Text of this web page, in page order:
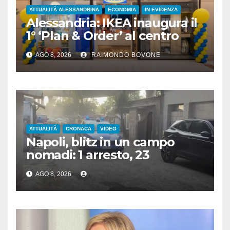
ATTUALITÀ ALESSANDRINA ECONOMIA IN EVIDENZA
Alessandria: IKEA inaugura il
1° ‘Plan & Order’ al centro
commerciale Panorama
AGO 8, 2026 RAIMONDO BOVONE
ATTUALITÀ CRONACA VIDEO
Napoli, blitz in un campo
nomadi: 1 arresto, 23
denunce e sequestro di armi
e rame
AGO 8, 2026